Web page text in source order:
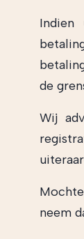
Indien
de
Wij
neem